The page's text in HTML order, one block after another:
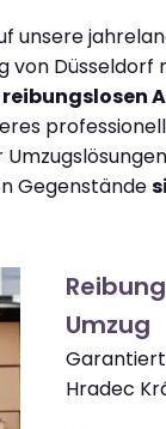
unsere
von Düsseldorf
Gegenstände
Umzug
Hradec